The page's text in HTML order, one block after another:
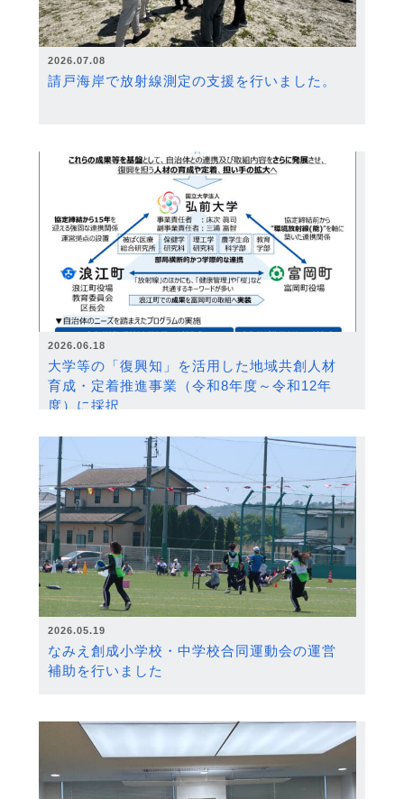
2026.07.08
請戸海岸で放射線測定の支援を行いました。
2026.06.18
大学等の「復興知」を活用した地域共創人材
育成・定着推進事業（令和8年度～令和12年
度）に採択
2026.05.19
なみえ創成小学校・中学校合同運動会の運営
補助を行いました